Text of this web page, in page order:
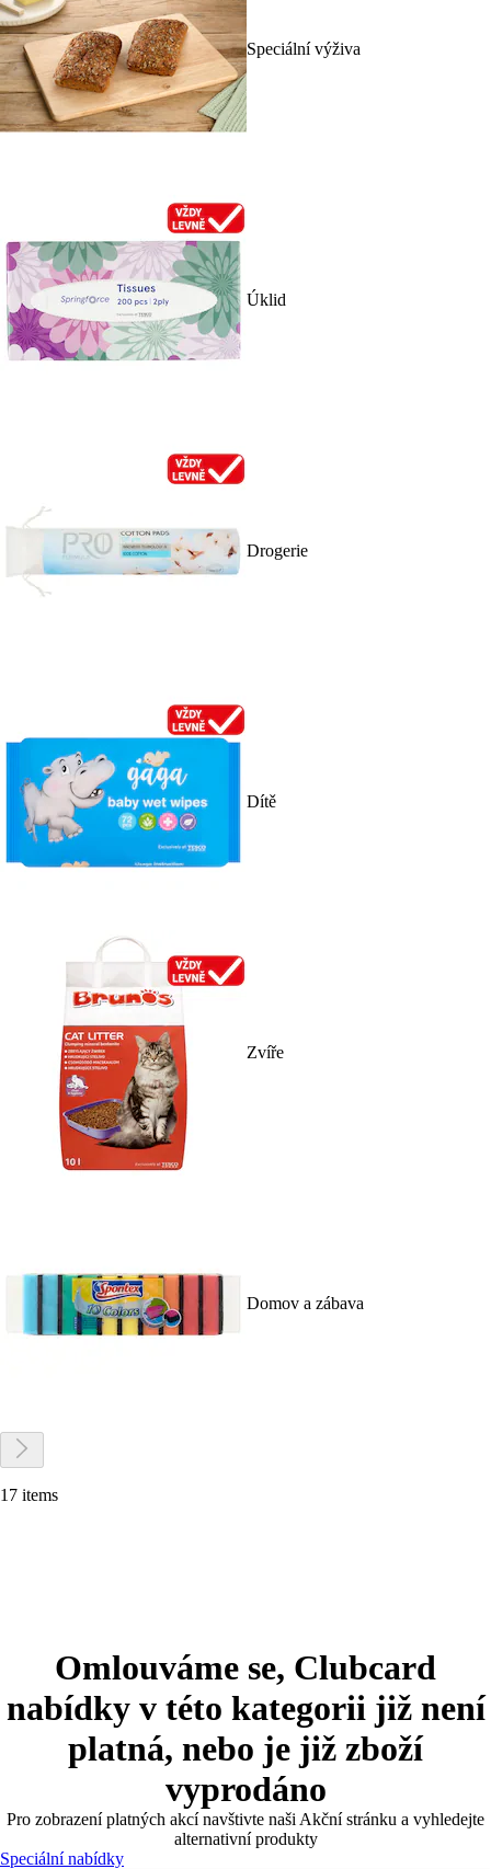
Speciální výživa
Úklid
Drogerie
Dítě
Zvíře
Domov a zábava
17 items
Omlouváme se, Clubcard
nabídky v této kategorii již není
platná, nebo je již zboží
vyprodáno
Pro zobrazení platných akcí navštivte naši Akční stránku a vyhledejte
alternativní produkty
Speciální nabídky